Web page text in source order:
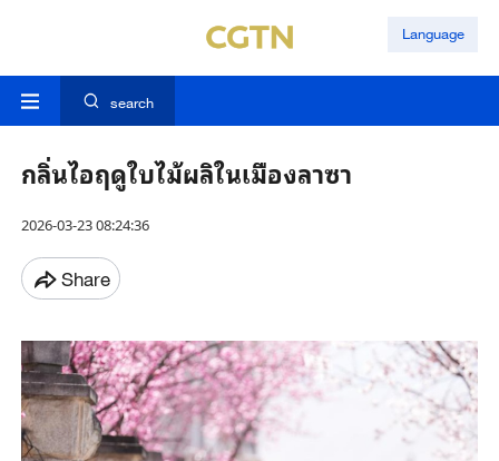
Language
search
กลิ่นไอฤดูใบไม้ผลิในเมืองลาซา
2026-03-23 08:24:36
Share